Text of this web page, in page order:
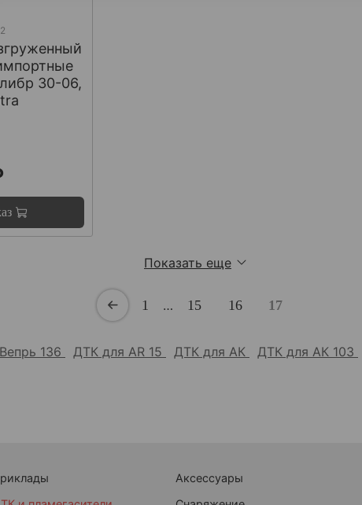
30-06,
Показать еще
1 … 15 16 17
136 ДТК для AR 15 ДТК для АК ДТК для АК 103
Аксессуары